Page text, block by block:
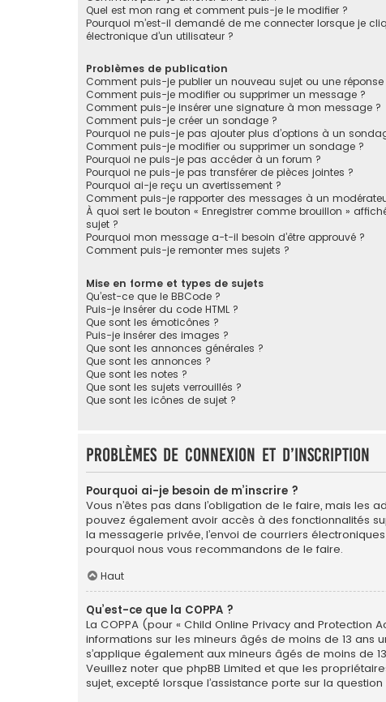
Quel est mon rang et comment puis-je le modifier ?
Pourquoi m’est-il demandé de me connecter lorsque je
électronique d’un utilisateur ?
Problèmes de publication
Comment puis-je publier un nouveau sujet ou une réponse
Comment puis-je modifier ou supprimer un message ?
Comment puis-je insérer une signature à mon message ?
Comment puis-je créer un sondage ?
Pourquoi ne puis-je pas ajouter plus d’options à un
Comment puis-je modifier ou supprimer un sondage ?
Pourquoi ne puis-je pas accéder à un forum ?
Pourquoi ne puis-je pas transférer de pièces jointes ?
Pourquoi ai-je reçu un avertissement ?
Comment puis-je rapporter des messages à un
À quoi sert le bouton « Enregistrer comme brouillon »
sujet ?
Pourquoi mon message a-t-il besoin d’être approuvé ?
Comment puis-je remonter mes sujets ?
Mise en forme et types de sujets
Qu’est-ce que le BBCode ?
Puis-je insérer du code HTML ?
Que sont les émoticônes ?
Puis-je insérer des images ?
Que sont les annonces générales ?
Que sont les annonces ?
Que sont les notes ?
Que sont les sujets verrouillés ?
Que sont les icônes de sujet ?
Problèmes de connexion et d’inscription
Pourquoi ai-je besoin de m’inscrire ?
Vous n’êtes pas dans l’obligation de le faire, mais les
pouvez également avoir accès à des fonctionnalités
la messagerie privée, l’envoi de courriers électroniques
pourquoi nous vous recommandons de le faire.
Haut
Qu’est-ce que la COPPA ?
La COPPA (pour « Child Online Privacy and
informations sur les mineurs âgés de moins de 13 ans
s’applique également aux mineurs âgés de moins de
Veuillez noter que phpBB Limited et que les
sujet, excepté lorsque l’assistance porte sur la